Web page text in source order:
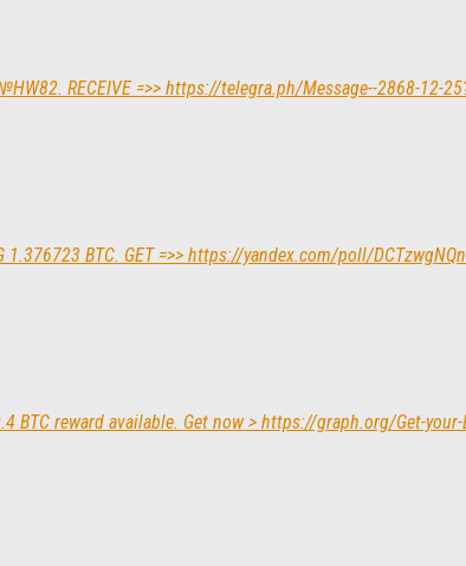
RECEIVE =>> https://telegra.ph/Message--2868-12-
1.376723 BTC. GET =>> https://yandex.com/poll/
BTC reward available. Get now > https://graph.org/Get-